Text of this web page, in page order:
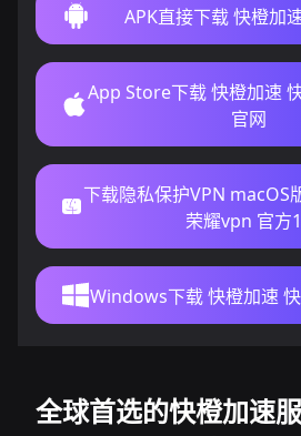
APK直接下载 快橙加
App Store下载 快橙加速
官网
下载隐私保护VPN macOS
荣耀vpn 官方
Windows下载 快橙加速
全球首选的快橙加速